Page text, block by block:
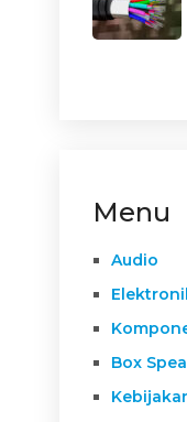
Menu
Audio
Box